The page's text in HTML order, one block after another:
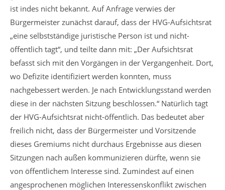
ist indes nicht bekannt. Auf Anfrage verwies der
Bürgermeister zunächst darauf, dass der HVG-Aufsichtsrat
„eine selbstständige juristische Person ist und nicht-
öffentlich tagt“, und teilte dann mit: „Der Aufsichtsrat
befasst sich mit den Vorgängen in der Vergangenheit. Dort,
wo Defizite identifiziert werden konnten, muss
nachgebessert werden. Je nach Entwicklungsstand werden
diese in der nächsten Sitzung beschlossen.“ Natürlich tagt
der HVG-Aufsichtsrat nicht-öffentlich. Das bedeutet aber
freilich nicht, dass der Bürgermeister und Vorsitzende
dieses Gremiums nicht durchaus Ergebnisse aus diesen
Sitzungen nach außen kommunizieren dürfte, wenn sie
von öffentlichem Interesse sind. Zumindest auf einen
angesprochenen möglichen Interessenskonflikt zwischen